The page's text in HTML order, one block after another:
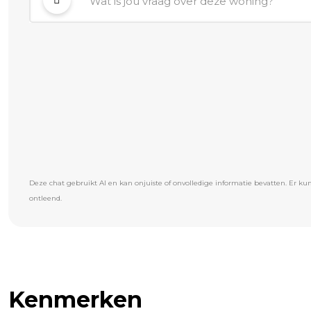
Deze chat gebruikt AI en kan onjuiste of onvolledige informatie bevatten. Er
ontleend.
Kenmerken